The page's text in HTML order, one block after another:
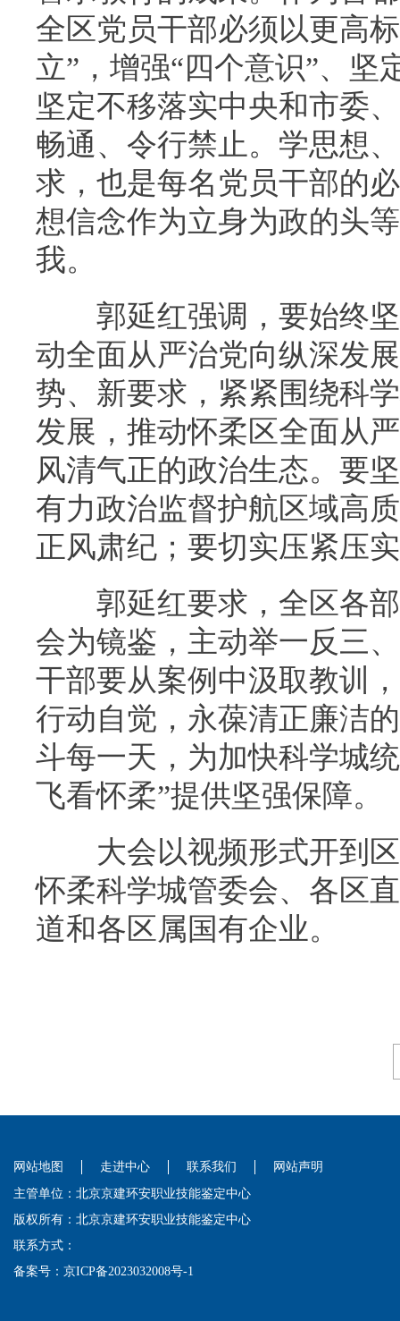
全区党员干部必须以更高
立”，增强“四个意识”、坚
坚定不移落实中央和市委
畅通、令行禁止。学思想
求，也是每名党员干部的
想信念作为立身为政的头
我。
郭延红强调，要始终坚
动全面从严治党向纵深发
势、新要求，紧紧围绕科
发展，推动怀柔区全面从
风清气正的政治生态。要
有力政治监督护航区域高
正风肃纪；要切实压紧压
郭延红要求，全区各部
会为镜鉴，主动举一反三
干部要从案例中汲取教训
行动自觉，永葆清正廉洁
斗每一天，为加快科学城
飞看怀柔”提供坚强保障。
大会以视频形式开到区
怀柔科学城管委会、各区
道和各区属国有企业。
网站地图 走进中心 联系我们
网站声明
主管单位：北京京建环安职业技能鉴定中心
版权所有：北京京建环安职业技能鉴定中心
联系方式：
备案号： 京ICP备2023032008号-1